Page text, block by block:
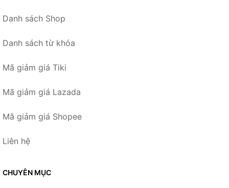
Danh sách Shop
Danh sách từ khóa
Mã giảm giá Tiki
Mã giảm giá Lazada
Mã giảm giá Shopee
Liên hệ
CHUYÊN MỤC